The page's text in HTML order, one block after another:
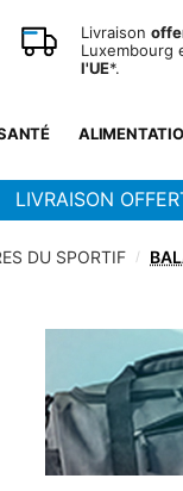
Livraison
Luxembourg
l'UE*.
LIVRAISON
DU SPORTIF /